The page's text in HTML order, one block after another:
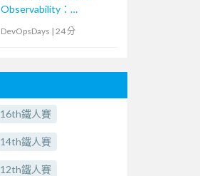
Observability：
Centralized Pipeline 的觀
DevOpsDays | 24 分
16th鐵人賽
14th鐵人賽
12th鐵人賽